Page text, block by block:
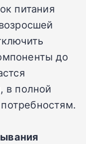
питания
до
в полной